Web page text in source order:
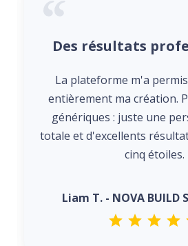
Des résultats
La plateforme m'a
entièrement ma création.
génériques : juste une
totale et d'excellents
cinq étoiles.
Liam T. - NOVA BUILD